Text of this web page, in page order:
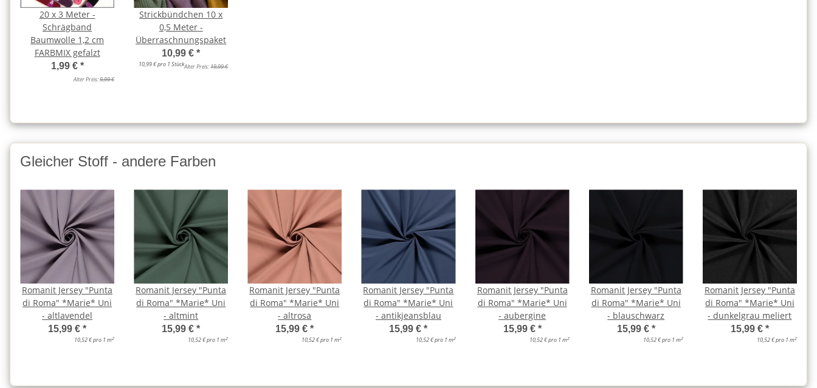
20 x 3 Meter -
Schrägband
Baumwolle 1,2 cm
FARBMIX gefalzt
1,99 € *
Alter Preis:9,99 €
Strickbündchen 10 x
0,5 Meter -
Überraschnungspaket
10,99 €*
10,99 € pro 1 StückAlter Preis:19,99 €
Gleicher Stoff - andere Farben
Romanit Jersey "Punta
di Roma" *Marie* Uni
- altlavendel
15,99 €*
10,52 € pro 1 m2
Romanit Jersey "Punta
di Roma" *Marie* Uni
- altmint
15,99 €*
10,52 € pro 1 m2
Romanit Jersey "Punta
di Roma" *Marie* Uni
- altrosa
15,99 €*
10,52 € pro 1 m2
Romanit Jersey "Punta
di Roma" *Marie* Uni
- antikjeansblau
15,99 €*
10,52 € pro 1 m2
Romanit Jersey "Punta
di Roma" *Marie* Uni
- aubergine
15,99 € *
10,52 € pro 1 m2
Romanit Jersey "Punta
di Roma" *Marie* Uni
- blauschwarz
15,99 € *
10,52 € pro 1 m2
Romanit Jersey "Punta
di Roma" *Marie* Uni
- dunkelgrau meliert
15,99 € *
10,52 € pro 1 m2